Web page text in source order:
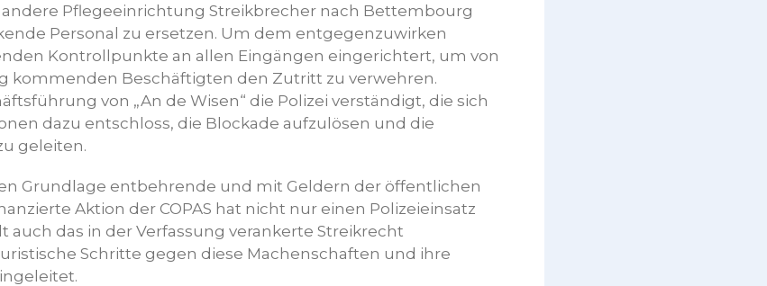
Pflegeeinrichtung Streikbrecher nach Bettembourg
Personal zu ersetzen. Um dem entgegenzuwirken
Kontrollpunkte an allen Eingängen eingerichtert, um von
kommenden Beschäftigten den Zutritt zu verwehren.
von „An de Wisen“ die Polizei verständigt, die sich
dazu entschloss, die Blockade aufzulösen und die
geleiten.
Grundlage entbehrende und mit Geldern der öffentlichen
Aktion der COPAS hat nicht nur einen Polizeieinsatz
auch das in der Verfassung verankerte Streikrecht
Schritte gegen diese Machenschaften und ihre